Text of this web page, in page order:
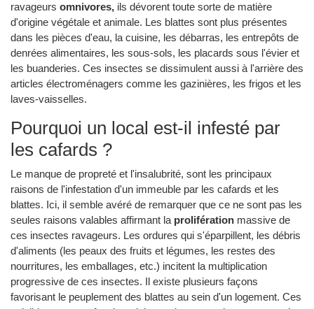
ravageurs omnivores, ils dévorent toute sorte de matière
d'origine végétale et animale. Les blattes sont plus présentes
dans les pièces d'eau, la cuisine, les débarras, les entrepôts de
denrées alimentaires, les sous-sols, les placards sous l'évier et
les buanderies. Ces insectes se dissimulent aussi à l'arrière des
articles électroménagers comme les gazinières, les frigos et les
laves-vaisselles.
Pourquoi un local est-il infesté par
les cafards ?
Le manque de propreté et l'insalubrité, sont les principaux
raisons de l'infestation d'un immeuble par les cafards et les
blattes. Ici, il semble avéré de remarquer que ce ne sont pas les
seules raisons valables affirmant la prolifération massive de
ces insectes ravageurs. Les ordures qui s'éparpillent, les débris
d'aliments (les peaux des fruits et légumes, les restes des
nourritures, les emballages, etc.) incitent la multiplication
progressive de ces insectes. Il existe plusieurs façons
favorisant le peuplement des blattes au sein d'un logement. Ces